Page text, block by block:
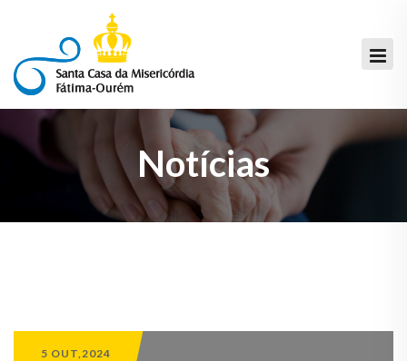
Notícias
5 OUT,2024